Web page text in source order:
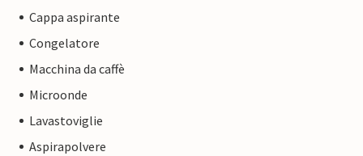
Cappa aspirante
Congelatore
Macchina da caffè
Microonde
Lavastoviglie
Aspirapolvere